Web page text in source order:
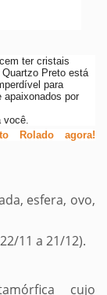
ter cristais
Preto está
para
apaixonados por
você.
Rolado agora!
esfera, ovo,
11 a 21/12).
cujo